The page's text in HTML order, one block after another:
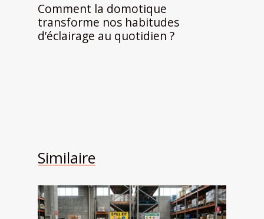
Comment la domotique
transforme nos habitudes
d’éclairage au quotidien ?
Similaire